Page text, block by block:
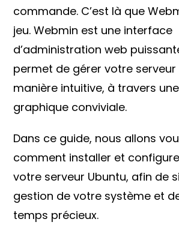
commande. C’est là que
jeu. Webmin est une interface
d’administration web
permet de gérer votre serveur
manière intuitive, à travers
graphique conviviale.
Dans ce guide, nous allons
comment installer et
votre serveur Ubuntu, afin de
gestion de votre système et
temps précieux.